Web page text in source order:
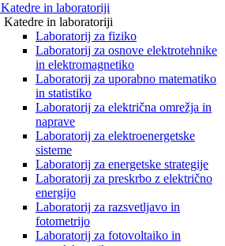
Katedre in laboratoriji
Katedre in laboratoriji
Laboratorij za fiziko
Laboratorij za osnove elektrotehnike
in elektromagnetiko
Laboratorij za uporabno matematiko
in statistiko
Laboratorij za električna omrežja in
naprave
Laboratorij za elektroenergetske
sisteme
Laboratorij za energetske strategije
Laboratorij za preskrbo z električno
energijo
Laboratorij za razsvetljavo in
fotometrijo
Laboratorij za fotovoltaiko in